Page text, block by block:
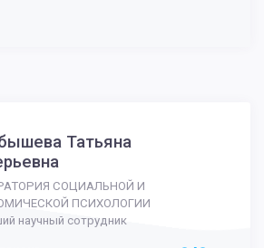
Татьяна
СОЦИАЛЬНОЙ И
ПСИХОЛОГИИ
научный сотрудник